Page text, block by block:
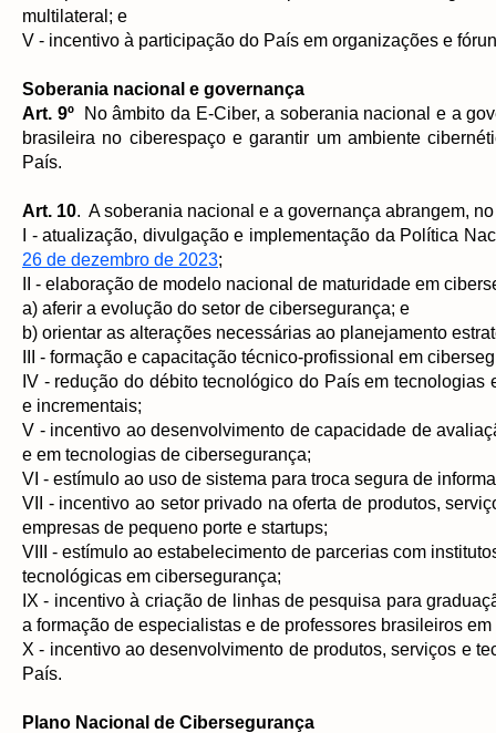
multilateral; e
V - incentivo à participação do País em organizações e
Soberania nacional e governança
Art. 9ºNo âmbito da E-Ciber, a soberania nacional e a
brasileira no ciberespaço e garantir um ambiente
País.
Art. 10. A soberania nacional e a governança abrangem,
I - atualização, divulgação e implementação da Política
26 de dezembro de 2023;
II - elaboração de modelo nacional de maturidade em
a) aferir a evolução do setor de cibersegurança; e
b) orientar as alterações necessárias ao planejamento
III - formação e capacitação técnico-profissional em
IV - redução do débito tecnológico do País em
e incrementais;
V - incentivo ao desenvolvimento de capacidade de
e em tecnologias de cibersegurança;
VI - estímulo ao uso de sistema para troca segura de
VII - incentivo ao setor privado na oferta de produtos,
empresas de pequeno porte e startups;
VIII - estímulo ao estabelecimento de parcerias com
tecnológicas em cibersegurança;
IX - incentivo à criação de linhas de pesquisa para
a formação de especialistas e de professores brasileiros
X - incentivo ao desenvolvimento de produtos, serviços e
País.
Plano Nacional de Cibersegurança